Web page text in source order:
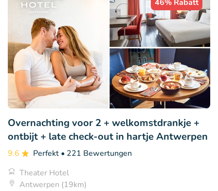
46% Rabatt
Overnachting voor 2 + welkomstdrankje +
ontbijt + late check-out in hartje Antwerpen
9.6 Perfekt • 221 Bewertungen
Theater Hotel
Antwerpen (19km)